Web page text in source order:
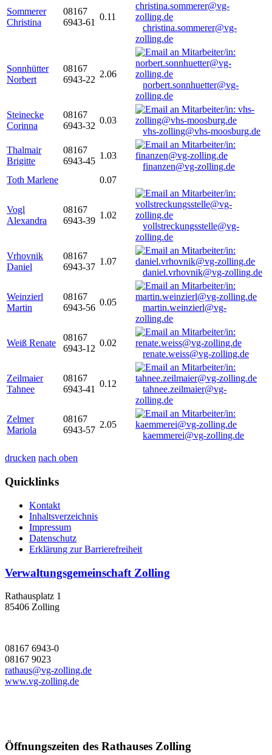
Sommerer
Christina
08167
6943-61
0.11
christina.sommerer@vg-
zolling.de
Sonnhütter
Norbert
08167
6943-22
2.06
norbert.sonnhuetter@vg-
zolling.de
Steinecke
Corinna
08167
6943-32
0.03
vhs-zolling@vhs-moosburg.de
Thalmair
Brigitte
08167
6943-45
1.03
finanzen@vg-zolling.de
Toth Marlene
0.07
Vogl
Alexandra
08167
6943-39
1.02
vollstreckungsstelle@vg-
zolling.de
Vrhovnik
Daniel
08167
6943-37
1.07
daniel.vrhovnik@vg-zolling.de
Weinzierl
Martin
08167
6943-56
0.05
martin.weinzierl@vg-
zolling.de
Weiß Renate
08167
6943-12
0.02
renate.weiss@vg-zolling.de
Zeilmaier
Tahnee
08167
6943-41
0.12
tahnee.zeilmaier@vg-
zolling.de
Zelmer
Mariola
08167
6943-57
2.05
kaemmerei@vg-zolling.de
drucken nach oben
Quicklinks
Kontakt
Inhaltsverzeichnis
Impressum
Datenschutz
Erklärung zur Barrierefreiheit
Verwaltungsgemeinschaft Zolling
Rathausplatz 1
85406 Zolling
08167 6943-0
08167 9023
rathaus@vg-zolling.de
www.vg-zolling.de
Öffnungszeiten des Rathauses Zolling